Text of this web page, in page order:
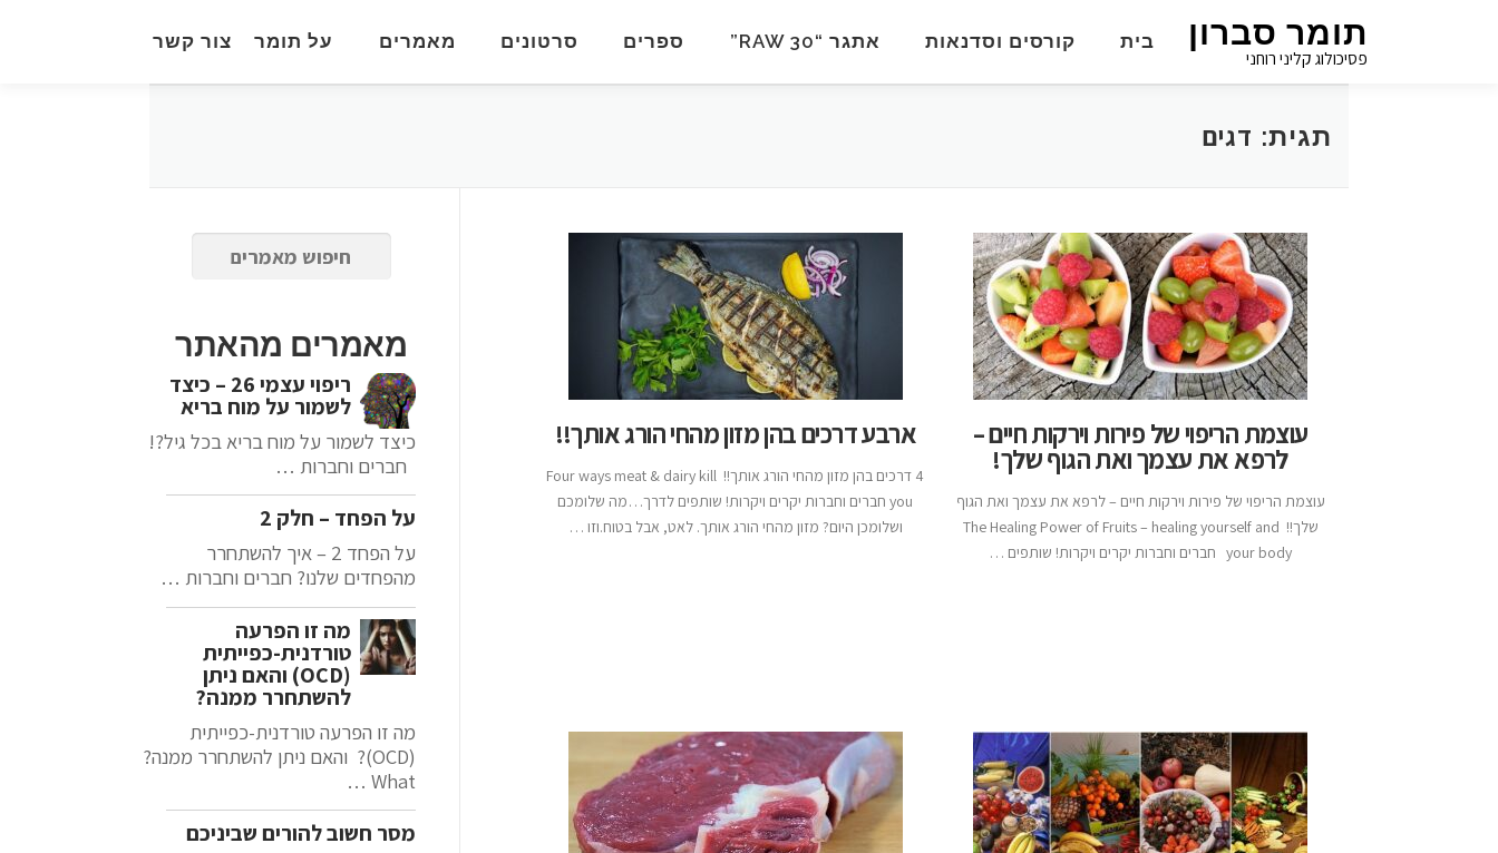
תומר סברון
פסיכולוג קליני רוחני
בית קורסים וסדנאות אתגר “RAW 30” ספרים סרטונים מאמרים על תומר צור קשר
תגית: דגים
עוצמת הריפוי של פירות וירקות חיים –
לרפא את עצמך ואת הגוף שלך!
עוצמת הריפוי של פירות וירקות חיים – לרפא את עצמך ואת הגוף
שלך!! The Healing Power of Fruits – healing yourself and
your body חברים וחברות יקרים ויקרות! שותפים …
ארבע דרכים בהן מזון מהחי הורג אותך!!
4 דרכים בהן מזון מהחי הורג אותך!! Four ways meat & dairy kill
you חברים וחברות יקרים ויקרות! שותפים לדרך…מה שלומכם
ושלומכן היום? מזון מהחי הורג אותך. לאט, אבל בטוח.וזו …
מאמרים מהאתר
ריפוי עצמי 26 – כיצד
לשמור על מוח בריא
כיצד לשמור על מוח בריא בכל גיל?!
חברים וחברות …
על הפחד – חלק 2
על הפחד 2 – איך להשתחרר
מהפחדים שלנו? חברים וחברות …
מה זו הפרעה
טורדנית-כפייתית
(OCD) והאם ניתן
להשתחרר ממנה?
מה זו הפרעה טורדנית-כפייתית
(OCD)? והאם ניתן להשתחרר ממנה?
What …
מסר חשוב להורים שביניכם